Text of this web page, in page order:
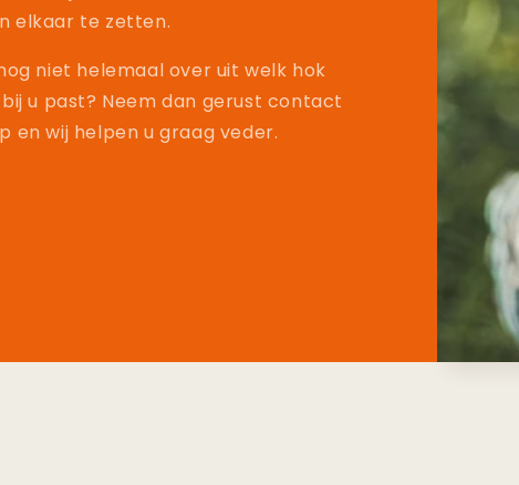
elkaar te zetten.
niet helemaal over uit welk hok
u past? Neem dan gerust contact
en wij helpen u graag veder.